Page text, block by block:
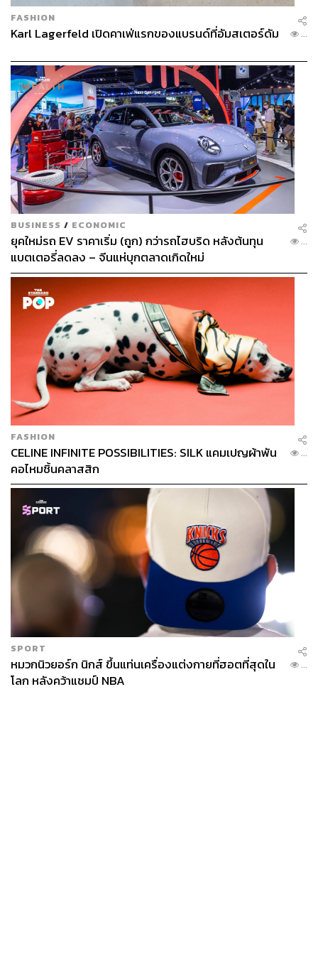
FASHION
Karl Lagerfeld เปิดคาเฟ่แรกของแบรนด์ที่อัมสเตอร์ดัม ...
BUSINESS / ECONOMIC
ยุคใหม่รถ EV ราคาเริ่ม (ถูก) กว่ารถไฮบริด หลังต้นทุน
แบตเตอรี่ลดลง – จีนแห่บุกตลาดเกิดใหม่
...
FASHION
CELINE INFINITE POSSIBILITIES: SILK แคมเปญผ้าพัน
คอไหมชิ้นคลาสสิก
...
SPORT
หมวกนิวยอร์ก นิกส์ ขึ้นแท่นเครื่องแต่งกายที่ฮอตที่สุดใน
โลก หลังคว้าแชมป์ NBA
...